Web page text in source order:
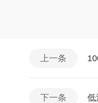
上一条
下一条 低